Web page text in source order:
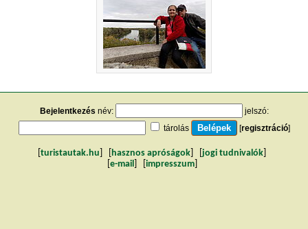
Bejelentkezés név:
jelszó:
tárolás
[regisztráció]
turistautak.hu hasznos apróságok jogi tudnivalók
e-mail impresszum]